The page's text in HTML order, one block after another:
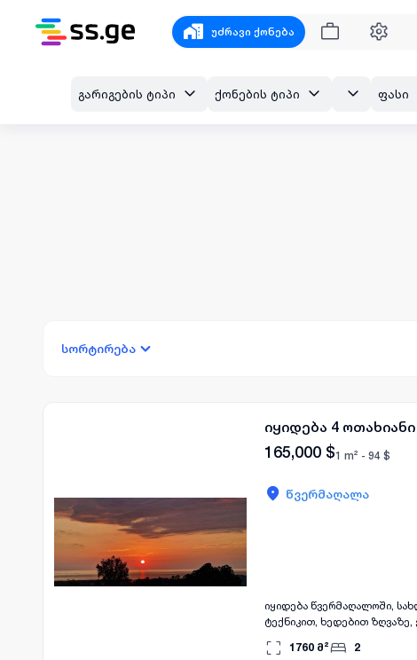
უძრავი ქონება
გარიგების ტიპი ქონების ტიპი ფასი
სორტირება
იყიდება 4
165,000 $1 m² - 94 $
წვერმაღალა
იყიდება წვერმაღალოში, სახლი მთლიანი ფართი 130კვ.მ, ტერასებით, + აქვს 30 კვ.მ, სარდაფი გარემონტებული ავეჯით
ტექნიკით, ხედებით ზღვაზე, ეზო არის 1600კვ.მ, ეზოში არის ციტრუსი გაშენებული, წვერმაღალოს პარკიდან მანძილი
მანქანით არის 2 წუთის
1760 მ² 2